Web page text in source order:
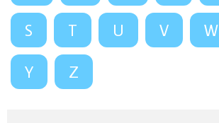
S T U V W
Y Z